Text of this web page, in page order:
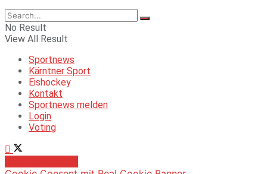
No Result
View All Result
Sportnews
Kärntner Sport
Eishockey
Kontakt
Sportnews melden
Login
Voting